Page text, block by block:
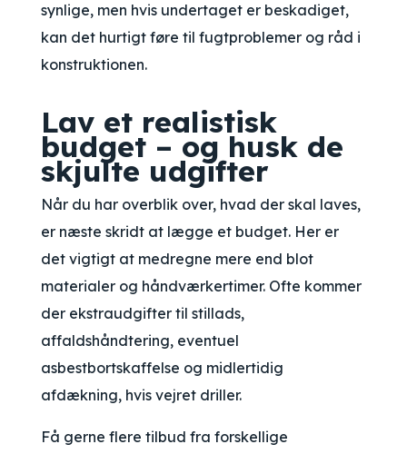
synlige, men hvis undertaget er beskadiget,
kan det hurtigt føre til fugtproblemer og råd i
konstruktionen.
Lav et realistisk
budget – og husk de
skjulte udgifter
Når du har overblik over, hvad der skal laves,
er næste skridt at lægge et budget. Her er
det vigtigt at medregne mere end blot
materialer og håndværkertimer. Ofte kommer
der ekstraudgifter til stillads,
affaldshåndtering, eventuel
asbestbortskaffelse og midlertidig
afdækning, hvis vejret driller.
Få gerne flere tilbud fra forskellige